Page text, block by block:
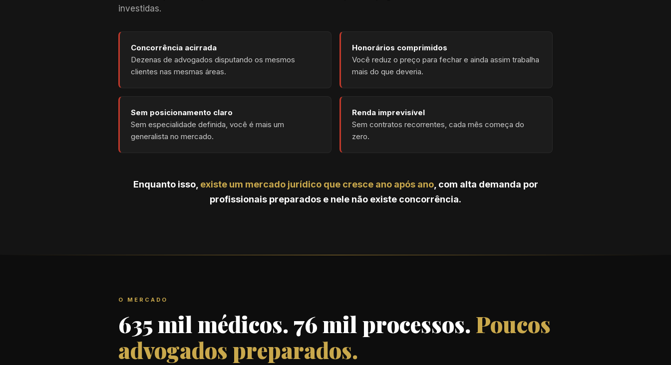
investidas.
Concorrência acirrada
Dezenas de advogados disputando os mesmos
clientes nas mesmas áreas.
Honorários comprimidos
Você reduz o preço para fechar e ainda assim trabalha
mais do que deveria.
Sem posicionamento claro
Sem especialidade definida, você é mais um
generalista no mercado.
Renda imprevisível
Sem contratos recorrentes, cada mês começa do
zero.
Enquanto isso, existe um mercado jurídico que cresce ano após ano, com alta demanda por
profissionais preparados e nele não existe concorrência.
O MERCADO
635 mil médicos. 76 mil processos. Poucos
advogados preparados.